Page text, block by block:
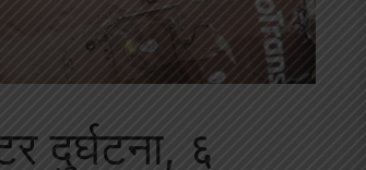
दुर्घटना, ६